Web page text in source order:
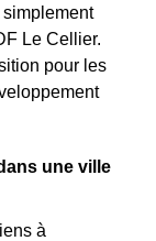
Le Cellier.
pour les
une ville
à